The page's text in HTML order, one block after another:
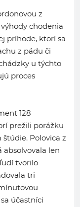
z
chodenia
príhode, ktorí sa
z pádu či
u týchto
proces
128
prežili porážku
Polovica z
len
tvorilo
tri
účastníci